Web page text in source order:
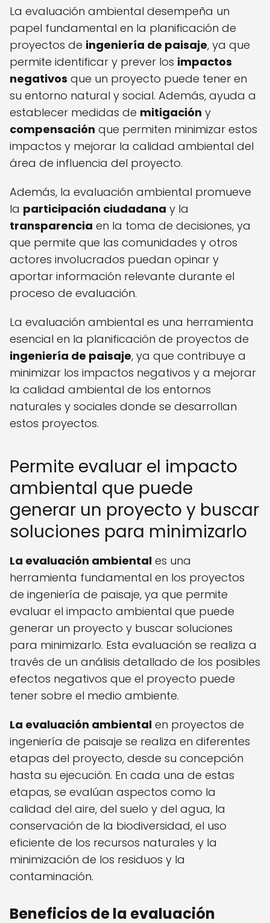
La evaluación ambiental desempeña un
papel fundamental en la planificación de
proyectos de ingeniería de paisaje, ya que
permite identificar y prever los impactos
negativos que un proyecto puede tener en
su entorno natural y social. Además, ayuda a
establecer medidas de mitigación y
compensación que permiten minimizar estos
impactos y mejorar la calidad ambiental del
área de influencia del proyecto.
Además, la evaluación ambiental promueve
la participación ciudadana y la
transparencia en la toma de decisiones, ya
que permite que las comunidades y otros
actores involucrados puedan opinar y
aportar información relevante durante el
proceso de evaluación.
La evaluación ambiental es una herramienta
esencial en la planificación de proyectos de
ingeniería de paisaje, ya que contribuye a
minimizar los impactos negativos y a mejorar
la calidad ambiental de los entornos
naturales y sociales donde se desarrollan
estos proyectos.
Permite evaluar el impacto
ambiental que puede
generar un proyecto y buscar
soluciones para minimizarlo
La evaluación ambiental es una
herramienta fundamental en los proyectos
de ingeniería de paisaje, ya que permite
evaluar el impacto ambiental que puede
generar un proyecto y buscar soluciones
para minimizarlo. Esta evaluación se realiza a
través de un análisis detallado de los posibles
efectos negativos que el proyecto puede
tener sobre el medio ambiente.
La evaluación ambiental en proyectos de
ingeniería de paisaje se realiza en diferentes
etapas del proyecto, desde su concepción
hasta su ejecución. En cada una de estas
etapas, se evalúan aspectos como la
calidad del aire, del suelo y del agua, la
conservación de la biodiversidad, el uso
eficiente de los recursos naturales y la
minimización de los residuos y la
contaminación.
Beneficios de la evaluación